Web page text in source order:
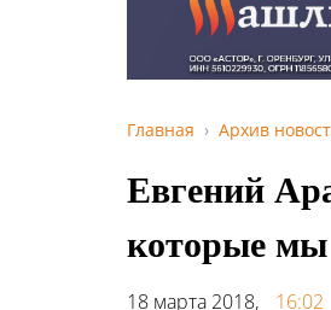
Главная Архив
Евгений
которые
18 марта 2018,
16:02